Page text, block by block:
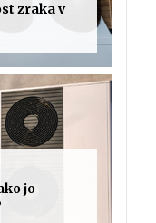
zraka v
jo